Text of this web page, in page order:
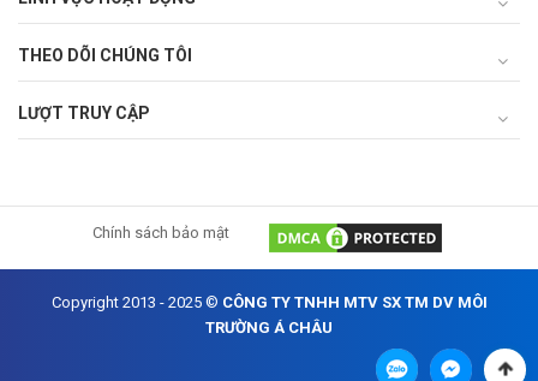
THEO DÕI CHÚNG TÔI
LƯỢT TRUY CẬP
Chính sách bảo mật
Copyright 2013 - 2025 © CÔNG TY TNHH MTV SX TM DV MÔI
TRƯỜNG Á CHÂU